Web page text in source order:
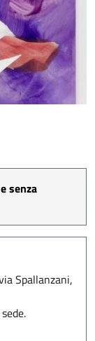
the
Clérin Morin
senza
Spallanzani,